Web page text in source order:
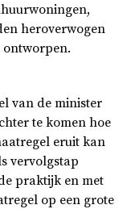
heroverwogen
van de minister
te komen hoe
eruit kan
vervolgstap
praktijk en met
op een grote